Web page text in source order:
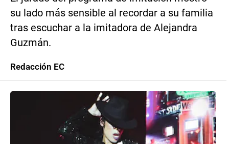
su lado más sensible al recordar a su familia
tras escuchar a la imitadora de Alejandra
Guzmán.
Redacción EC